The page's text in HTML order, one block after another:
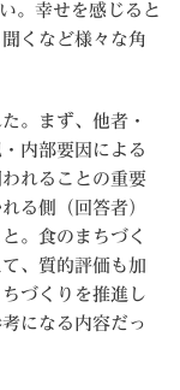
。幸せを感じると
くなど様々な角
。まず、他者・
内部要因による
れることの重要
る側（回答者）
。食のまちづく
、質的評価も加
づくりを推進し
になる内容だっ